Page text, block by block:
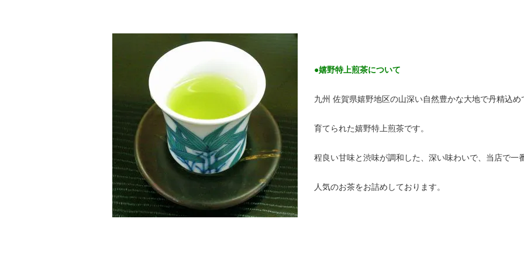
●嬉野特上煎茶について
九州 佐賀県嬉野地区の山深い自然豊かな大地で丹精込め
育てられた嬉野特上煎茶です。
程良い甘味と渋味が調和した、深い味わいで、当店で一
人気のお茶をお詰めしております。